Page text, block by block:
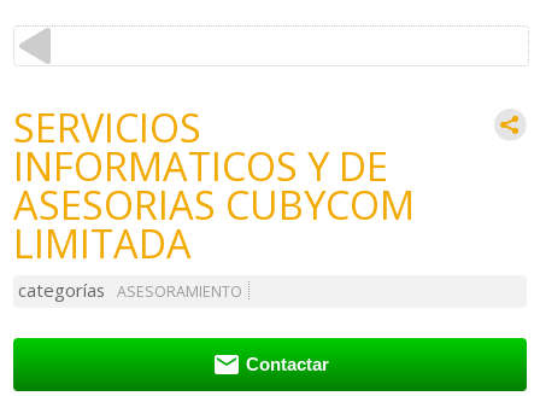
SERVICIOS
INFORMATICOS Y DE
ASESORIAS CUBYCOM
LIMITADA
categorías ASESORAMIENTO
 Contactar